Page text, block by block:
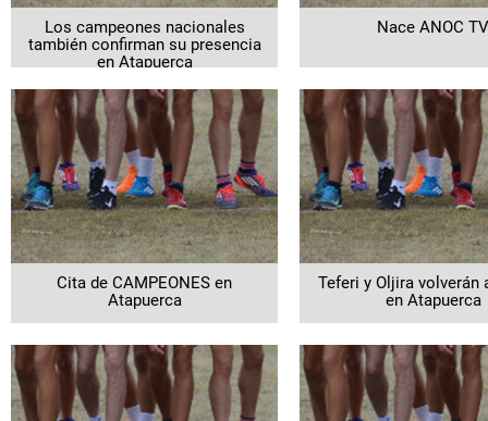
Los campeones nacionales
también confirman su presencia
en Atapuerca
Nace ANOC TV
Cita de CAMPEONES en
Atapuerca
Teferi y Oljira volverán
en Atapuerca